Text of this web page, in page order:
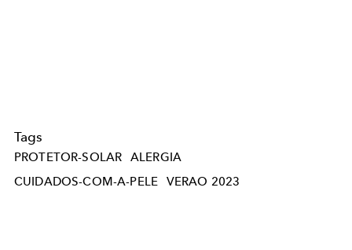
Tags
PROTETOR-SOLAR
ALERGIA
CUIDADOS-COM-A-PELE
VERAO 2023